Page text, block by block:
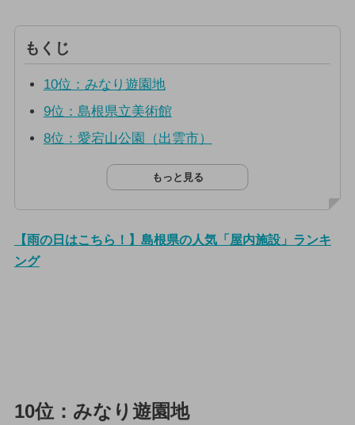
もくじ
10位：みなり遊園地
9位：島根県立美術館
8位：愛宕山公園（出雲市）
もっと見る
【雨の日はこちら！】島根県の人気「屋内施設」ランキ
ング
10位：みなり遊園地